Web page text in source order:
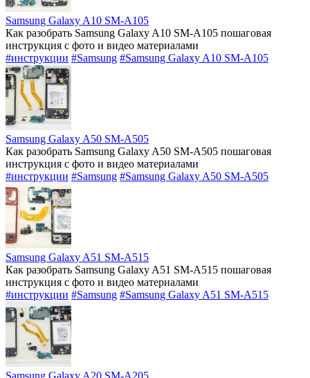
Samsung Galaxy A10 SM-A105
Как разобрать Samsung Galaxy A10 SM-A105 пошаговая
инструкция с фото и видео материалами
#инструкции #Samsung #Samsung Galaxy A10 SM-A105
Samsung Galaxy A50 SM-A505
Как разобрать Samsung Galaxy A50 SM-A505 пошаговая
инструкция с фото и видео материалами
#инструкции #Samsung #Samsung Galaxy A50 SM-A505
Samsung Galaxy A51 SM-A515
Как разобрать Samsung Galaxy A51 SM-A515 пошаговая
инструкция с фото и видео материалами
#инструкции #Samsung #Samsung Galaxy A51 SM-A515